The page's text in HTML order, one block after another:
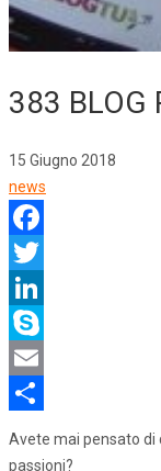
383 BLOG
15 Giugno 2018
news
Facebook
Twitter
LinkedIn
Skype
Email
Avete mai pensato di
passioni?